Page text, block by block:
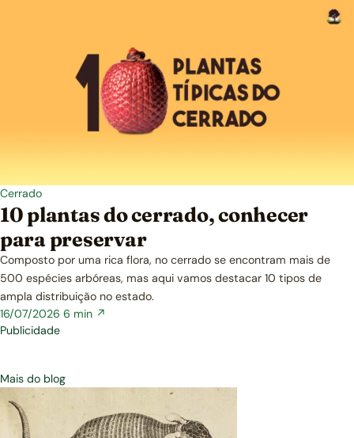
Cerrado
10 plantas do cerrado, conhecer
para preservar
Composto por uma rica flora, no cerrado se encontram mais de
500 espécies arbóreas, mas aqui vamos destacar 10 tipos de
ampla distribuição no estado.
16/07/2026 6 min ↗
Publicidade
Mais do blog